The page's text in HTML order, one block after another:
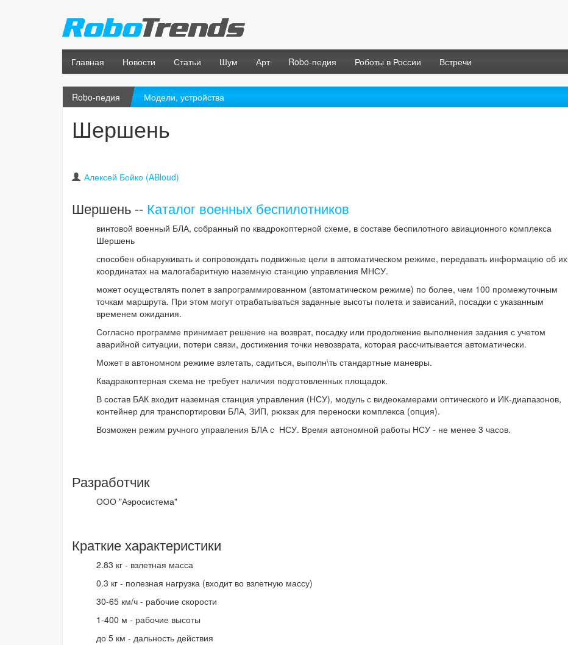
Главная Новости Статьи Шум Арт Robo-педия Роботы в России Встречи
Robo-педия Модели, устройства
Шершень
Алексей Бойко (ABloud)
Шершень -- Каталог военных беспилотников
винтовой военный БЛА, собранный по квадрокоптерной схеме, в составе беспилотного авиационного комплекса
Шершень
способен обнаруживать и сопровождать подвижные цели в автоматическом режиме, передавать информацию об их
координатах на малогабаритную наземную станцию управления МНСУ.
может осуществлять полет в запрограммированном (автоматическом режиме) по более, чем 100 промежуточным
точкам маршрута. При этом могут отрабатываться заданные высоты полета и зависаний, посадки с указанным
временем ожидания.
Согласно программе принимает решение на возврат, посадку или продолжение выполнения задания с учетом
аварийной ситуации, потери связи, достижения точки невозврата, которая рассчитывается автоматически.
Может в автономном режиме взлетать, садиться, выполн\ть стандартные маневры.
Квадракоптерная схема не требует наличия подготовленных площадок.
В состав БАК входит наземная станция управления (НСУ), модуль с видеокамерами оптического и ИК-диапазонов,
контейнер для транспортировки БЛА, ЗИП, рюкзак для переноски комплекса (опция).
Возможен режим ручного управления БЛА с НСУ. Время автономной работы НСУ - не менее 3 часов.
Разработчик
ООО "Аэросистема"
Краткие характеристики
2.83 кг - взлетная масса
0.3 кг - полезная нагрузка (входит во взлетную массу)
30-65 км/ч - рабочие скорости
1-400 м - рабочие высоты
до 5 км - дальность действия